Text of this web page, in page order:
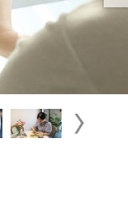
Next